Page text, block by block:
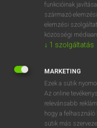
hsz az utca
⚲ streetward keresése
DÍJMENTES ANGOL
street urchin
funkcióinak
származó
elemzési
közösségi
↓ 1 szolgáltatás
MARKETING
Ezek a sütik
Az online
relevánsabb
hogy a
sütik más